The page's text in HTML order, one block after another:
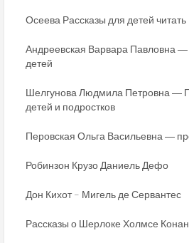
Осеева Рассказы для детей читать
Андреевская Варвара Павловна ―
детей
Шелгунова Людмила Петровна ―
детей и подростков
Перовская Ольга Васильевна ―
Робинзон Крузо Даниель Дефо
Дон Кихот – Мигель де Сервантес
Рассказы о Шерлоке Холмсе